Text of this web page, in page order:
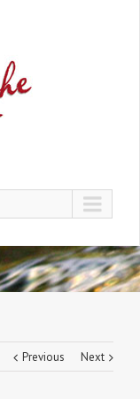
Previous Next